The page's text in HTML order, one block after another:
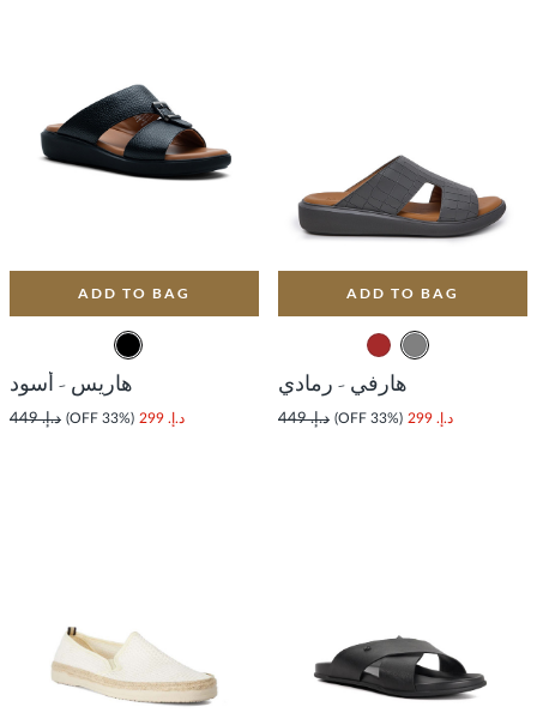
ADD TO BAG
هارفي - رمادي
د.إ. 299 (33% OFF) د.إ. 449
ADD TO BAG
هاريس - أسود
د.إ. 299 (33% OFF) د.إ. 449